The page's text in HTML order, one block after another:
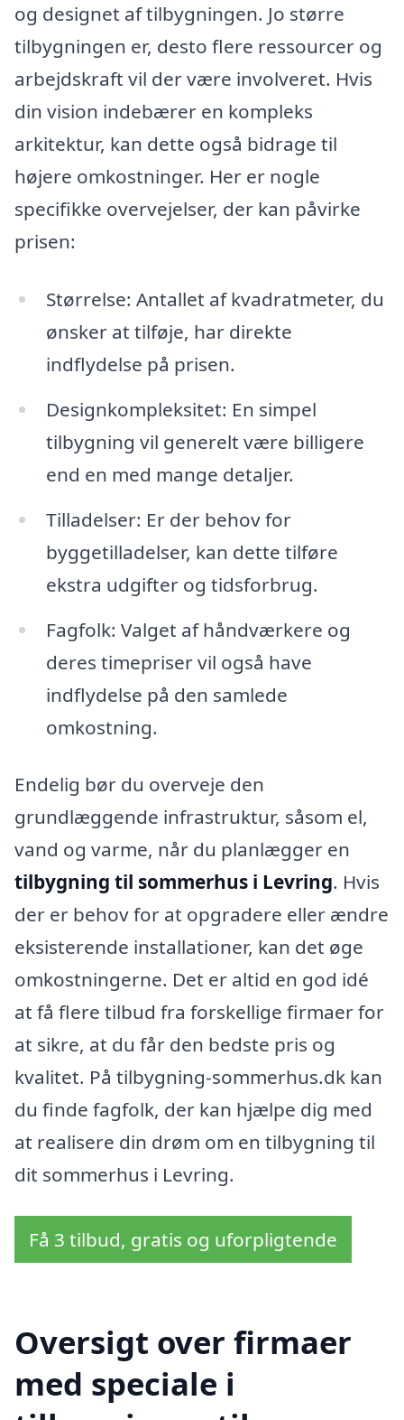
og designet af tilbygningen. Jo større
tilbygningen er, desto flere ressourcer og
arbejdskraft vil der være involveret. Hvis
din vision indebærer en kompleks
arkitektur, kan dette også bidrage til
højere omkostninger. Her er nogle
specifikke overvejelser, der kan påvirke
prisen:
Størrelse: Antallet af kvadratmeter, du
ønsker at tilføje, har direkte
indflydelse på prisen.
Designkompleksitet: En simpel
tilbygning vil generelt være billigere
end en med mange detaljer.
Tilladelser: Er der behov for
byggetilladelser, kan dette tilføre
ekstra udgifter og tidsforbrug.
Fagfolk: Valget af håndværkere og
deres timepriser vil også have
indflydelse på den samlede
omkostning.
Endelig bør du overveje den
grundlæggende infrastruktur, såsom el,
vand og varme, når du planlægger en
tilbygning til sommerhus i Levring. Hvis
der er behov for at opgradere eller ændre
eksisterende installationer, kan det øge
omkostningerne. Det er altid en god idé
at få flere tilbud fra forskellige firmaer for
at sikre, at du får den bedste pris og
kvalitet. På tilbygning-sommerhus.dk kan
du finde fagfolk, der kan hjælpe dig med
at realisere din drøm om en tilbygning til
dit sommerhus i Levring.
Få 3 tilbud, gratis og uforpligtende
Oversigt over firmaer
med speciale i